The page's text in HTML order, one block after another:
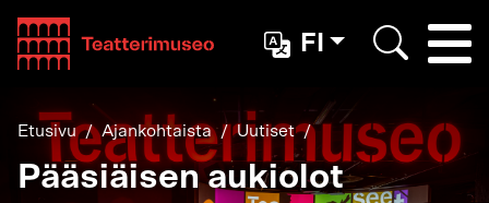
Teatterimuseo
FI
Etusivu Ajankohtaista Uutiset
Pääsiäisen aukiolot